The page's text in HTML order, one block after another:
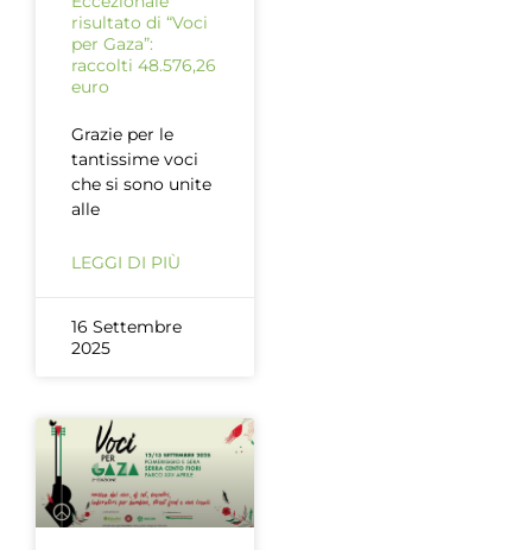
risultato di “Voci
per Gaza”:
raccolti 48.576,26
euro
Grazie per le
tantissime voci
che si sono unite
alle
LEGGI DI PIÙ
16 Settembre
2025